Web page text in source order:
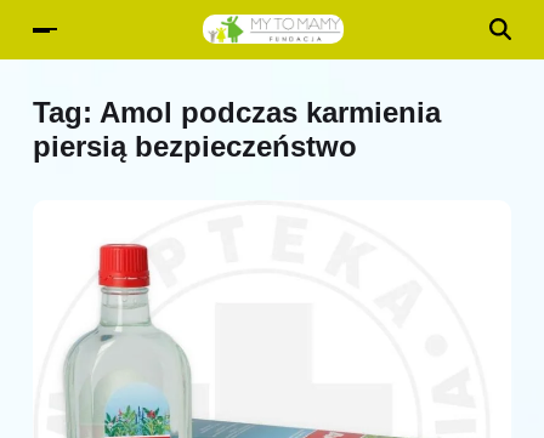
Tag: Amol podczas karmienia
piersią bezpieczeństwo